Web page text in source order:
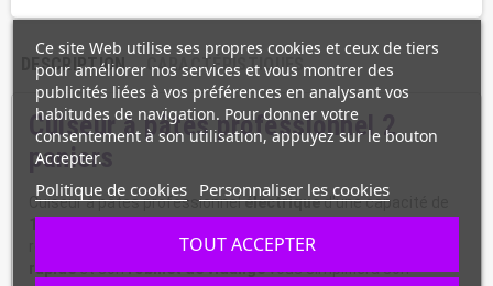
DESCRIPTION CARACTÉRISTIQUES
Cuiseur à pâtes professionnel 2
paniers
Cuiseur à pâtes professionnelélectriqued'une capacité de
résistance en contact direct avec l'eau permet une
rapideet sonrobinet de vidangevous simplifiera son
Ce site Web utilise ses propres cookies et ceux de tiers
pour améliorer nos services et vous montrer des
publicités liées à vos préférences en analysant vos
habitudes de navigation. Pour donner votre
consentement à son utilisation, appuyez sur le bouton
Accepter.
Politique de cookies Personnaliser les cookies
TOUT ACCEPTER